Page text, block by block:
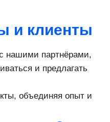
и клиенты
нашими партнёрами,
и предлагать
объединяя опыт и